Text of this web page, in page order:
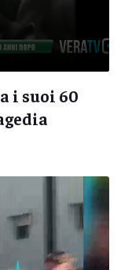
i suoi 60